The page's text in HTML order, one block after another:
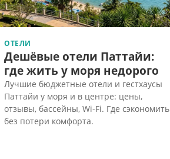
ОТЕЛИ
Дешёвые отели Паттайи:
где жить у моря недорого
Лучшие бюджетные отели и гестхаусы
Паттайи у моря и в центре: цены,
отзывы, бассейны, Wi-Fi. Где сэкономить
без потери комфорта.